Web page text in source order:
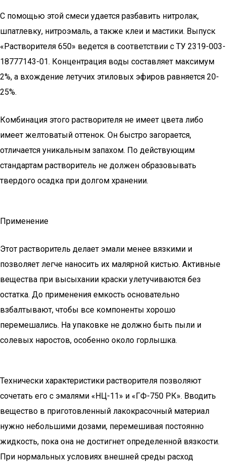
С помощью этой смеси удается разбавить нитролак,
шпатлевку, нитроэмаль, а также клеи и мастики. Выпуск
«Растворителя 650» ведется в соответствии с ТУ 2319-003-
18777143-01. Концентрация воды составляет максимум
2%, а вхождение летучих этиловых эфиров равняется 20-
25%.
Комбинация этого растворителя не имеет цвета либо
имеет желтоватый оттенок. Он быстро загорается,
отличается уникальным запахом. По действующим
стандартам растворитель не должен образовывать
твердого осадка при долгом хранении.
Применение
Этот растворитель делает эмали менее вязкими и
позволяет легче наносить их малярной кистью. Активные
вещества при высыхании краски улетучиваются без
остатка. До применения емкость основательно
взбалтывают, чтобы все компоненты хорошо
перемешались. На упаковке не должно быть пыли и
солевых наростов, особенно около горлышка.
Технически характеристики растворителя позволяют
сочетать его с эмалями «НЦ-11» и «ГФ-750 РК». Вводить
вещество в приготовленный лакокрасочный материал
нужно небольшими дозами, перемешивая постоянно
жидкость, пока она не достигнет определенной вязкости.
При нормальных условиях внешней среды расход